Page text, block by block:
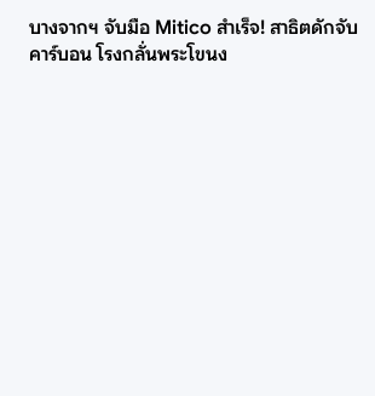
บางจากฯ จับมือ Mitico สำเร็จ! สาธิตดักจับ
คาร์บอน โรงกลั่นพระโขนง